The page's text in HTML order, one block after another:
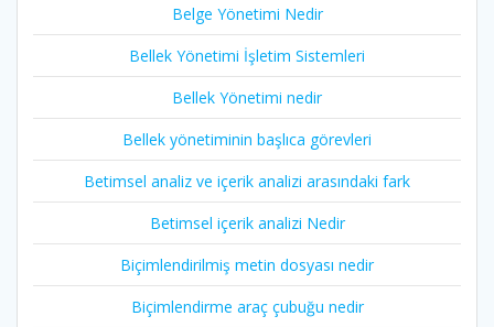
Belge Yönetimi Nedir
Bellek Yönetimi İşletim Sistemleri
Bellek Yönetimi nedir
Bellek yönetiminin başlıca görevleri
Betimsel analiz ve içerik analizi arasındaki fark
Betimsel içerik analizi Nedir
Biçimlendirilmiş metin dosyası nedir
Biçimlendirme araç çubuğu nedir